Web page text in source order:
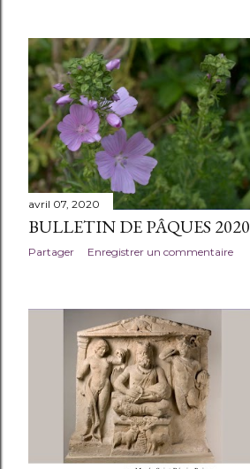
avril 07, 2020
BULLETIN DE PÂQUES 2020
Partager Enregistrer un commentaire